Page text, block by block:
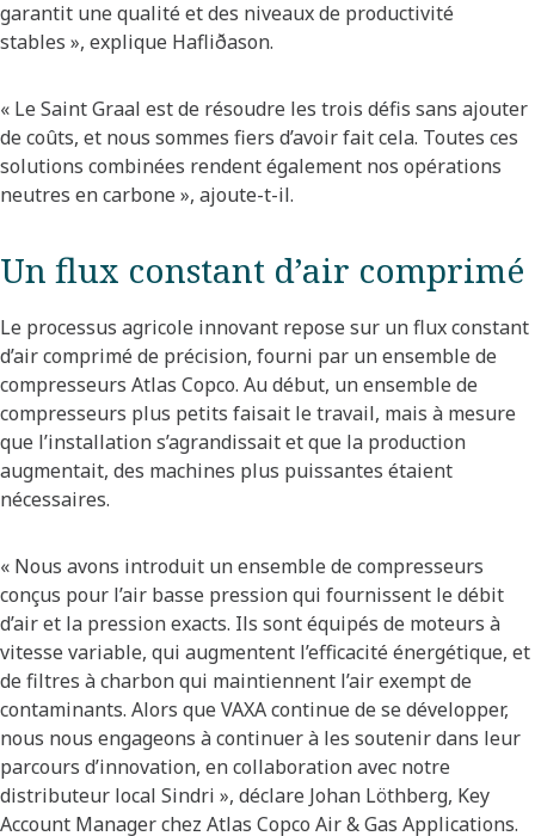
garantit une qualité et des niveaux de productivité
stables », explique Hafliðason.
« Le Saint Graal est de résoudre les trois défis sans ajouter
de coûts, et nous sommes fiers d’avoir fait cela. Toutes ces
solutions combinées rendent également nos opérations
neutres en carbone », ajoute-t-il.
Un flux constant d’air comprimé
Le processus agricole innovant repose sur un flux constant
d’air comprimé de précision, fourni par un ensemble de
compresseurs Atlas Copco. Au début, un ensemble de
compresseurs plus petits faisait le travail, mais à mesure
que l’installation s’agrandissait et que la production
augmentait, des machines plus puissantes étaient
nécessaires.
« Nous avons introduit un ensemble de compresseurs
conçus pour l’air basse pression qui fournissent le débit
d’air et la pression exacts. Ils sont équipés de moteurs à
vitesse variable, qui augmentent l’efficacité énergétique, et
de filtres à charbon qui maintiennent l’air exempt de
contaminants. Alors que VAXA continue de se développer,
nous nous engageons à continuer à les soutenir dans leur
parcours d’innovation, en collaboration avec notre
distributeur local Sindri », déclare Johan Löthberg, Key
Account Manager chez Atlas Copco Air & Gas Applications.